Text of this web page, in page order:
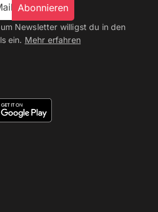
Abonnieren
Newsletter willigst du in den
ein. Mehr erfahren